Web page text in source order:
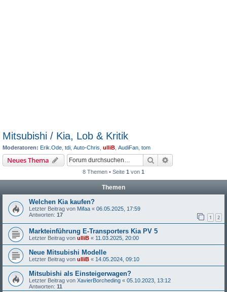
Mitsubishi / Kia, Lob & Kritik
Moderatoren: Erik.Ode tdi Auto-Chris ulliB AudiFan tom
Neues Thema Suche
8 Themen • Seite 1 von 1
Themen
Welchen Kia kaufen?
Letzter Beitrag von Mifaa « 06.05.2025, 17:59
Antworten: 17 1 2
Markteinführung E-Transporters Kia PV 5
Letzter Beitrag von ulliB « 11.03.2025, 20:00
Neue Mitsubishi Modelle
Letzter Beitrag von ulliB « 14.05.2024, 09:10
Mitsubishi als Einsteigerwagen?
Letzter Beitrag von XavierBorcheding « 05.10.2023, 13:12
Antworten: 11